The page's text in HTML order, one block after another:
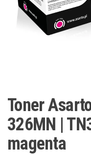
Toner
326MN |
magenta